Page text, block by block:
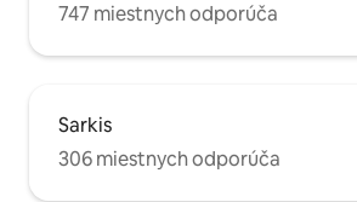
747 miestnych odporúča
Sarkis
306 miestnych odporúča